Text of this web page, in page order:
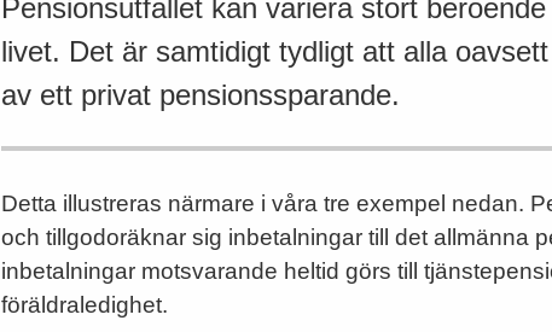
Pensionsutfallet kan variera stort
livet. Det är samtidigt tydligt att alla
av ett privat pensionssparande.
Detta illustreras närmare i våra tre exempel nedan.
och tillgodoräknar sig inbetalningar till det allmänna
inbetalningar motsvarande heltid görs till
föräldraledighet.